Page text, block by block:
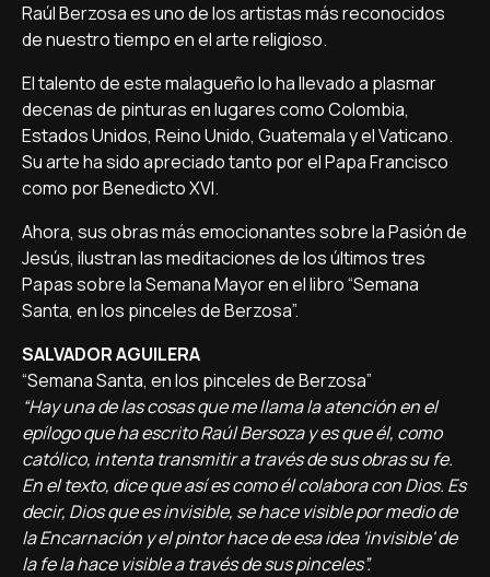
Raúl Berzosa es uno de los artistas más reconocidos
de nuestro tiempo en el arte religioso.
El talento de este malagueño lo ha llevado a plasmar
decenas de pinturas en lugares como Colombia,
Estados Unidos, Reino Unido, Guatemala y el Vaticano.
Su arte ha sido apreciado tanto por el Papa Francisco
como por Benedicto XVI.
Ahora, sus obras más emocionantes sobre la Pasión de
Jesús, ilustran las meditaciones de los últimos tres
Papas sobre la Semana Mayor en el libro “Semana
Santa, en los pinceles de Berzosa”.
SALVADOR AGUILERA
“Semana Santa, en los pinceles de Berzosa”
“Hay una de las cosas que me llama la atención en el
epílogo que ha escrito Raúl Bersoza y es que él, como
católico, intenta transmitir a través de sus obras su fe.
En el texto, dice que así es como él colabora con Dios. Es
decir, Dios que es invisible, se hace visible por medio de
la Encarnación y el pintor hace de esa idea 'invisible' de
la fe la hace visible a través de sus pinceles”.